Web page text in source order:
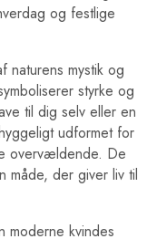
og festlige
naturens mystik og
styrke og
til dig selv eller en
udformet for
overvældende. De
måde, der giver liv til
moderne kvindes